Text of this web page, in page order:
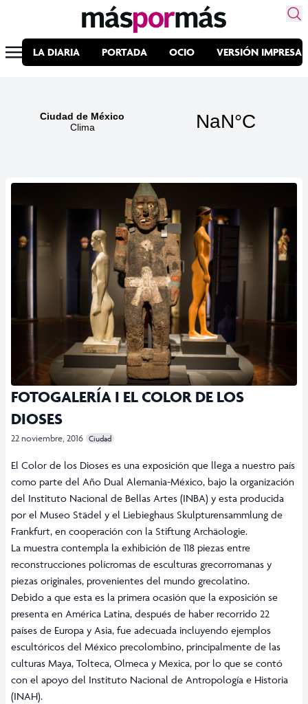
LA DIARIA PORTADA OCIO VERSIÓN IMPRESA
FOTOGALERÍA I EL COLOR DE LOS
DIOSES
22 noviembre, 2016 Ciudad
El Color de los Dioses es una exposición que llega a nuestro país
como parte del Año Dual Alemania-México, bajo la organización
del Instituto Nacional de Bellas Artes (INBA) y esta producida
por el Museo Städel y el Liebieghaus Skulpturensammlung de
Frankfurt, en cooperación con la Stiftung Archäologie.
La muestra contempla la exhibición de 118 piezas entre
reconstrucciones polícromas de esculturas grecorromanas y
piezas originales, provenientes del mundo grecolatino.
Debido a que esta es la primera ocasión que la exposición se
presenta en América Latina, después de haber recorrido 22
países de Europa y Asia, fue adecuada incluyendo ejemplos
escultóricos del México precolombino, principalmente de las
culturas Maya, Tolteca, Olmeca y Mexica, por lo que se contó
con el apoyo del Instituto Nacional de Antropología e Historia
(INAH).